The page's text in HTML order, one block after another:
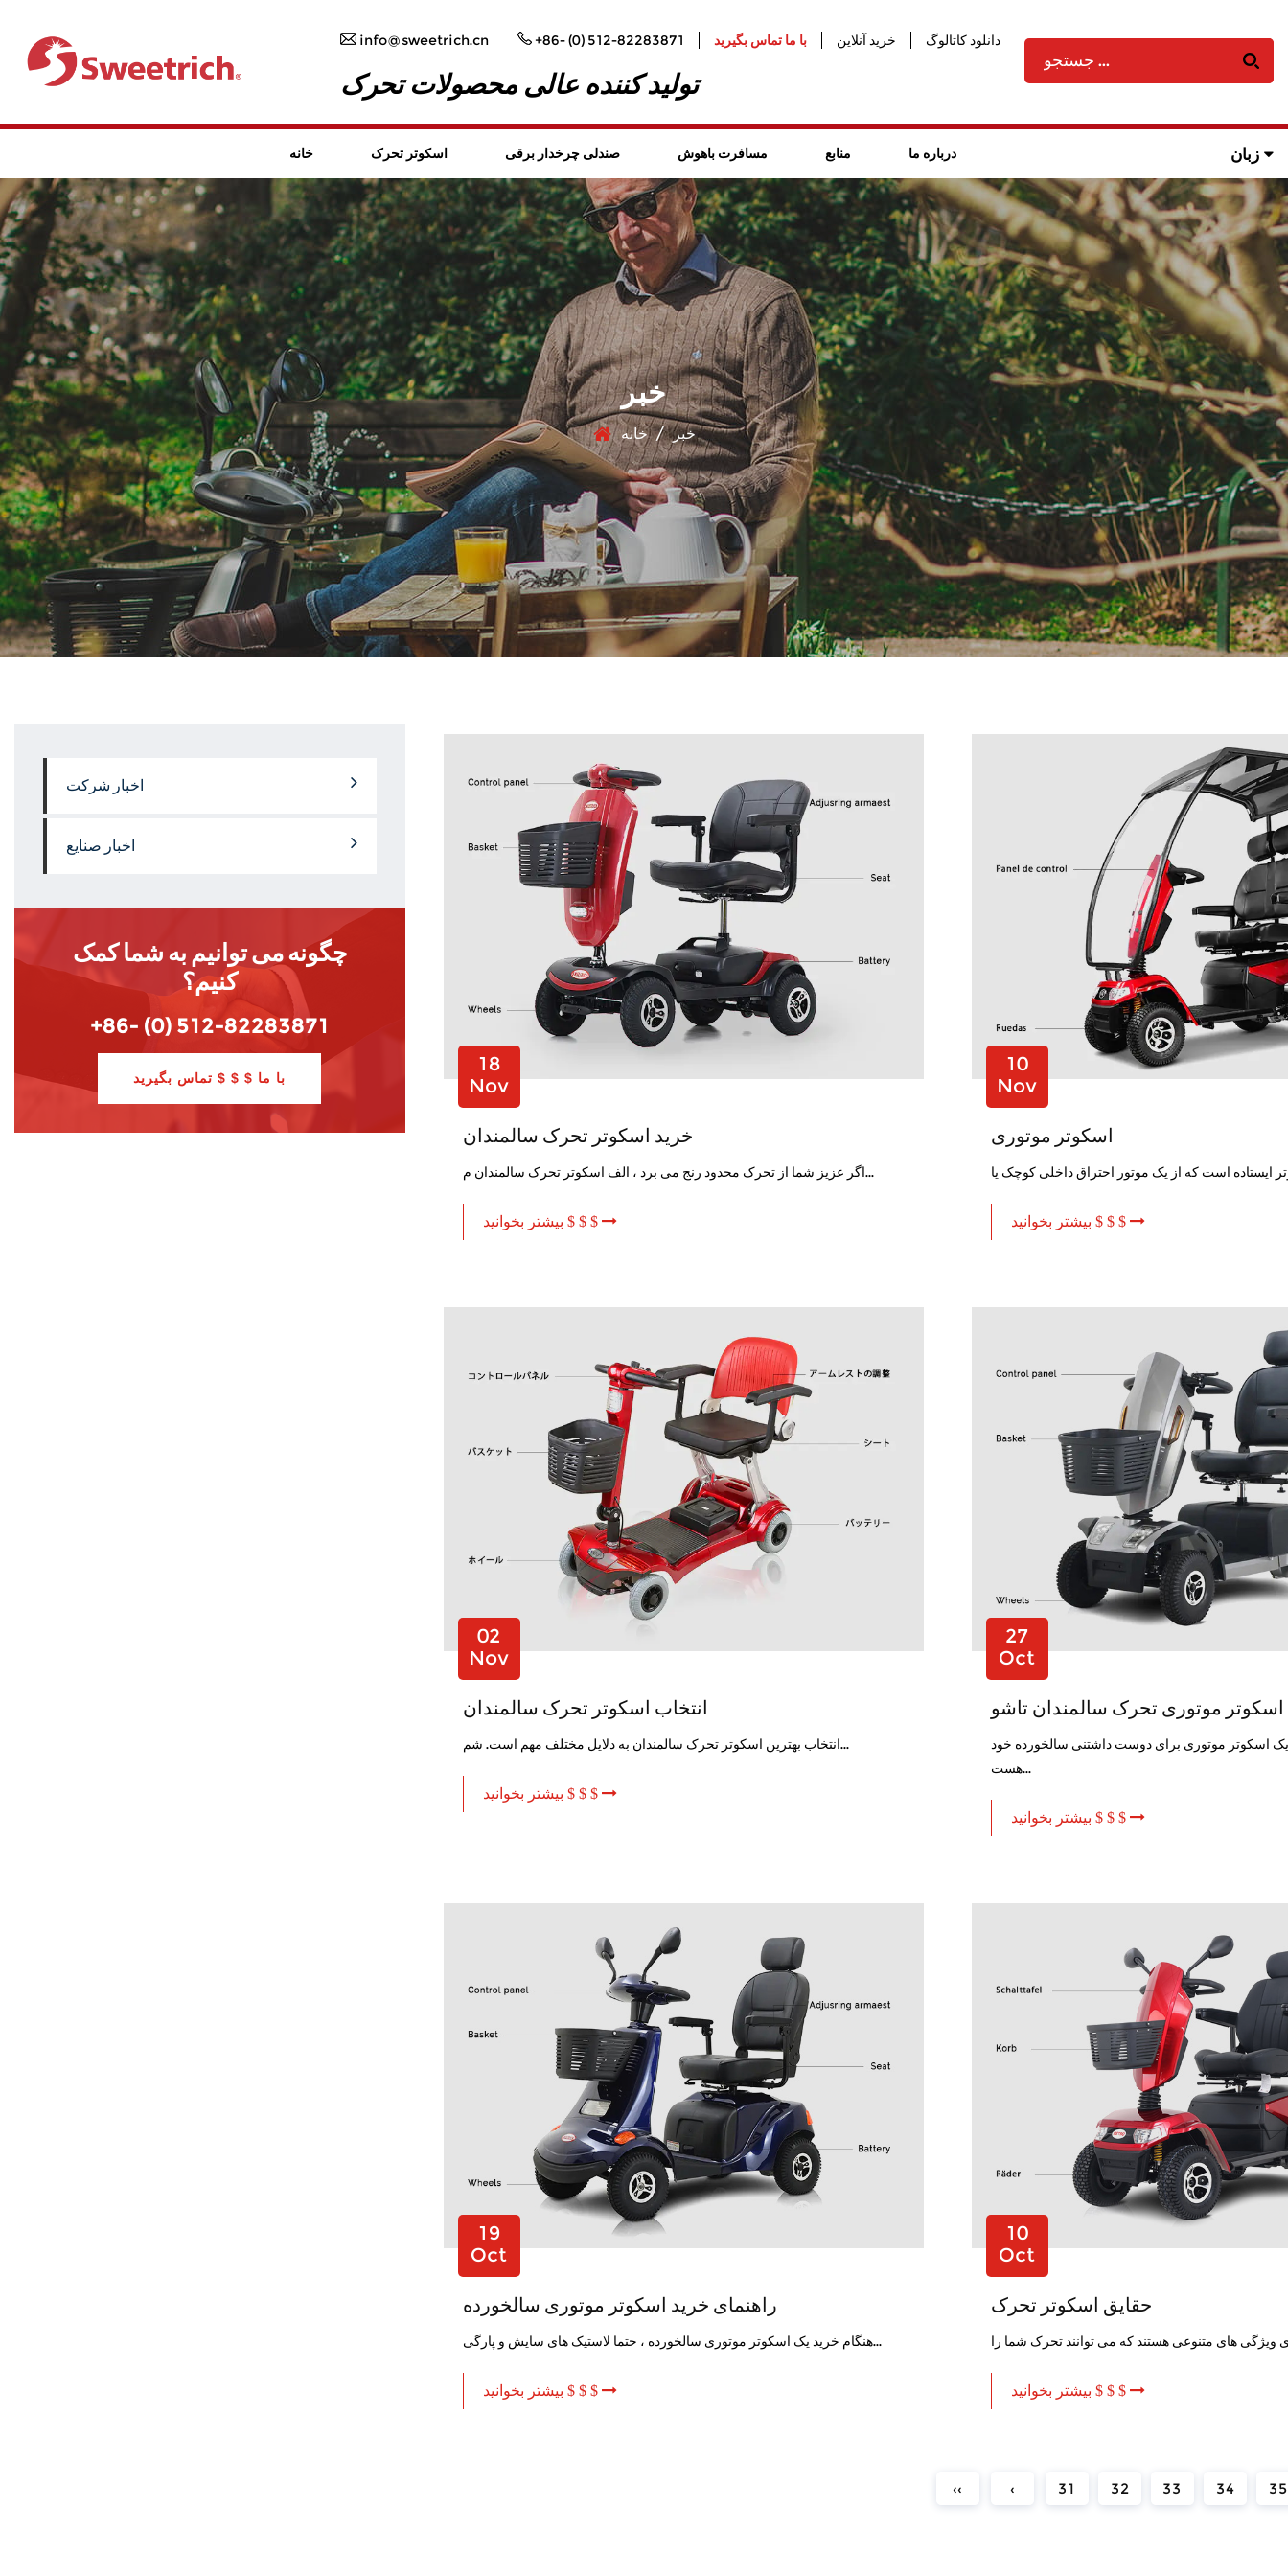
info@sweetrich.cn +86- (0) 512-82283871 با ما تماس بگیرید خرید آنلاین دانلود کاتالوگ
تولید کننده عالی محصولات تحرک
خانه اسکوتر تحرک صندلی چرخدار برقی مسافرت باهوش منابع درباره ما زبان
خبر
خانه / خبر
اخبار شرکت
اخبار صنایع
چگونه می توانیم به شما کمک
کنیم؟
+86- (0) 512-82283871
با ما $ $ $ تماس بگیرید
18
Nov
خرید اسکوتر تحرک سالمندان
اگر عزیز شما از تحرک محدود رنج می برد ، الف اسکوتر تحرک سالمندان م...
بیشتر بخوانید $ $ $
10
Nov
اسکوتر موتوری
بیشتر بخوانید $ $ $
02
Nov
انتخاب اسکوتر تحرک سالمندان
انتخاب بهترین اسکوتر تحرک سالمندان به دلایل مختلف مهم است. شم...
بیشتر بخوانید $ $ $
27
Oct
اسکوتر موتوری تحرک سالمندان تاشو
یک اسکوتر موتوری برای دوست داشتنی سالخورده خود
هست...
بیشتر بخوانید $ $ $
19
Oct
راهنمای خرید اسکوتر موتوری سالخورده
هنگام خرید یک اسکوتر موتوری سالخورده ، حتما لاستیک های سایش و پارگی...
بیشتر بخوانید $ $ $
10
Oct
حقایق اسکوتر تحرک
بیشتر بخوانید $ $ $
‹‹ ‹ 31 32 33 34 35